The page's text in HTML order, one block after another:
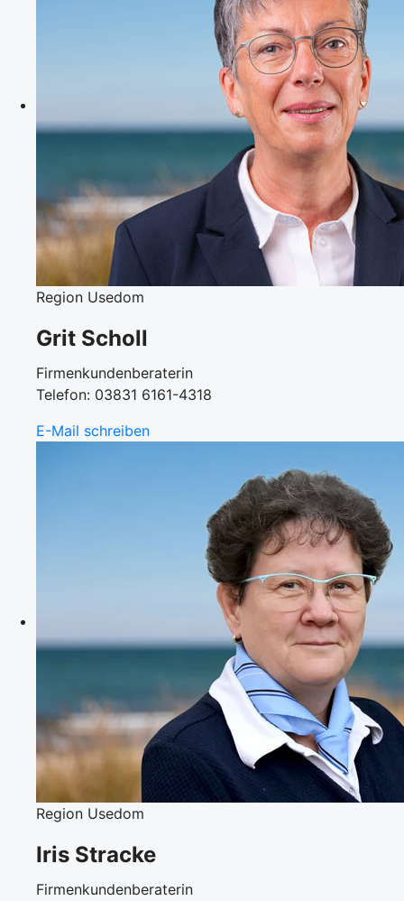
Region Usedom
Grit Scholl
Firmenkundenberaterin
Telefon: 03831 6161-4318
E-Mail schreiben
Region Usedom
Iris Stracke
Firmenkundenberaterin